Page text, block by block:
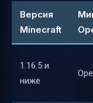
Версия
Minecraft
1.16.5 и
ниже